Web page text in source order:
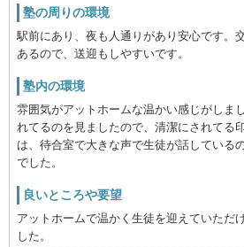
塾の周りの環境
駅前にあり、夜も人通りがあり安心です。
あるので、送迎もしやすいです。
塾内の環境
雰囲気がアットホームな温かい感じがしま
れてるのを見ましたので、清潔にされてる
は、待合室で大きな声で生徒が話している
でした。
良いところや要望
アットホームで温かく生徒を迎えていただ
した。